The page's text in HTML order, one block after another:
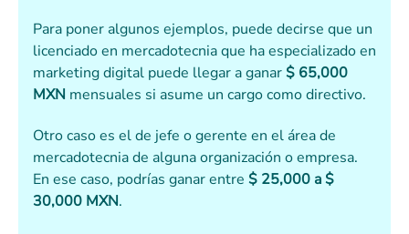
Para poner algunos ejemplos, puede decirse que un
licenciado en mercadotecnia que ha especializado en
marketing digital puede llegar a ganar$ 65,000
MXN mensuales si asume un cargo como directivo.
Otro caso es el de jefe o gerente en el área de
mercadotecnia de alguna organización o empresa.
En ese caso, podrías ganar entre $ 25,000 a $
30,000 MXN.